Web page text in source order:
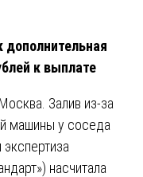
к выплате
Залив из-за
машины у соседа
насчитала